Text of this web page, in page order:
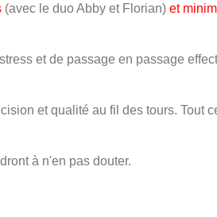
(avec le duo Abby et Florian) et
et de passage en passage
et qualité au fil des tours. Tout
à n'en pas douter.